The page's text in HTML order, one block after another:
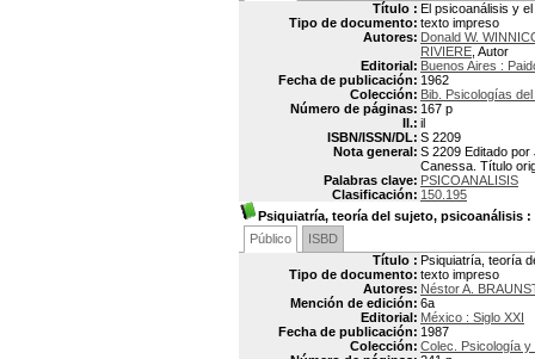
Título : El psicoanálisis y
Tipo de documento: texto impreso
Autores: Donald W.
RIVIERE , Autor
Editorial: Buenos Aires :
Fecha de publicación: 1962
Colección: Bib. Psicologías
Número de páginas: 167 p
Il.: il
ISBN/ISSN/DL: S 2209
Nota general: S 2209 Editado
Canessa. Título
Palabras clave: PSICOANALISIS
Clasificación: 150.195
Psiquiatría, teoría del sujeto, psicoanálisis :
Público
ISBD
Título : Psiquiatría, teoría
Tipo de documento: texto impreso
Autores: Néstor A.
Mención de edición: 6a
Editorial: México : Siglo XXI
Fecha de publicación: 1987
Colección: Colec. Psicología y